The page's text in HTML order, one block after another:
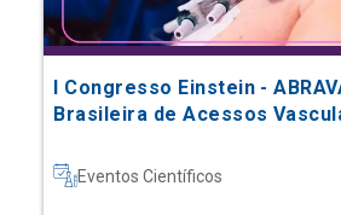
I Congresso Einstein -
Brasileira de Acessos
Eventos Científicos